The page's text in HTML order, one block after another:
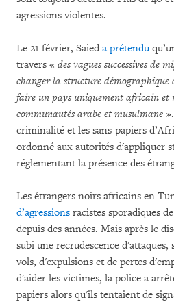
agressions violentes.
Le 21 février, Saied a prétendu
travers « des vagues successives de
changer la structure
faire un pays uniquement africain et
communautés arabe et musulmane
criminalité et les sans-papiers
ordonné aux autorités d'appliquer
réglementant la présence des
Les étrangers noirs africains en
d’agressions racistes sporadiques
depuis des années. Mais après le
subi une recrudescence d'attaques,
vols, d'expulsions et de pertes
d'aider les victimes, la police a
papiers alors qu'ils tentaient de